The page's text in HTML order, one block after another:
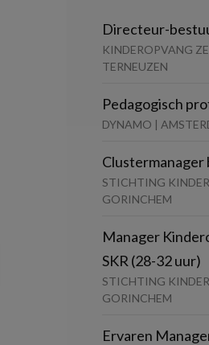
Directeur-
KINDEROPVANG
TERNEUZEN
Pedagogisch
DYNAMO |
Clustermanager
STICHTING
GORINCHEM
Manager
SKR (28-32 uur)
STICHTING
GORINCHEM
Ervaren